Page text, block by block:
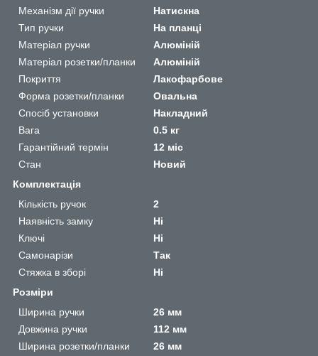
Механізм дії ручки
Натискна
Тип ручки
На планці
Матеріал ручки
Алюміній
Матеріал розетки/планки
Алюміній
Покриття
Лакофарбове
Форма розетки/планки
Овальна
Спосіб установки
Накладний
Вага
0.5 кг
Гарантійний термін
12 міс
Стан
Новий
Комплектація
Кількість ручок
2
Наявність замку
Ні
Ключі
Ні
Самонарізи
Так
Стяжка в зборі
Ні
Розміри
Ширина ручки
26 мм
Довжина ручки
112 мм
Ширина розетки/планки
26 мм